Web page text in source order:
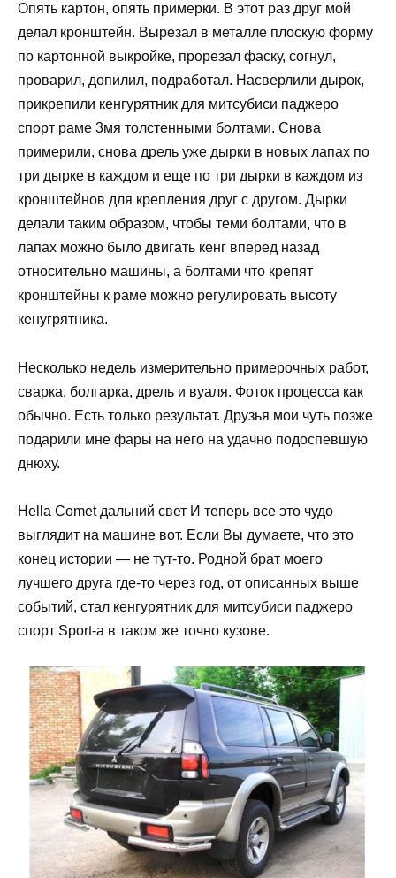
Опять картон, опять примерки. В этот раз друг мой
делал кронштейн. Вырезал в металле плоскую форму
по картонной выкройке, прорезал фаску, согнул,
проварил, допилил, подработал. Насверлили дырок,
прикрепили кенгурятник для митсубиси паджеро
спорт раме 3мя толстенными болтами. Снова
примерили, снова дрель уже дырки в новых лапах по
три дырке в каждом и еще по три дырки в каждом из
кронштейнов для крепления друг с другом. Дырки
делали таким образом, чтобы теми болтами, что в
лапах можно было двигать кенг вперед назад
относительно машины, а болтами что крепят
кронштейны к раме можно регулировать высоту
кенугрятника.
Несколько недель измерительно примерочных работ,
сварка, болгарка, дрель и вуаля. Фоток процесса как
обычно. Есть только результат. Друзья мои чуть позже
подарили мне фары на него на удачно подоспевшую
днюху.
Hella Comet дальний свет И теперь все это чудо
выглядит на машине вот. Если Вы думаете, что это
конец истории — не тут-то. Родной брат моего
лучшего друга где-то через год, от описанных выше
событий, стал кенгурятник для митсубиси паджеро
спорт Sport-a в таком же точно кузове.